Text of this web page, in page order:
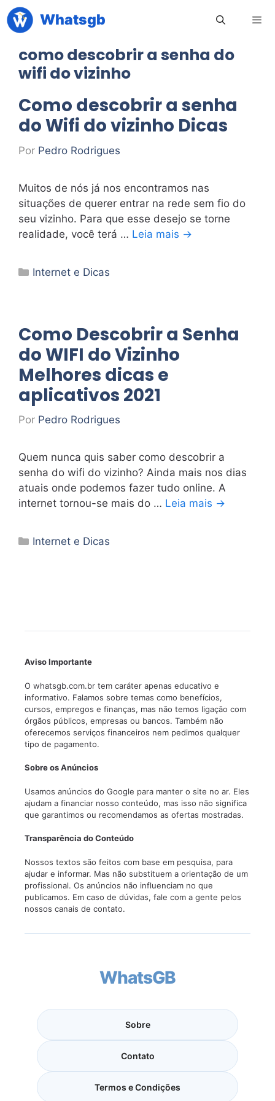
Pular
para
conteúdo
Whatsgb
como descobrir a senha do
wifi do vizinho
Como descobrir a senha
do Wifi do vizinho Dicas
Por Pedro Rodrigues
Muitos de nós já nos encontramos nas
situações de querer entrar na rede sem fio do
seu vizinho. Para que esse desejo se torne
realidade, você terá … Leia mais →
Categorias
Internet e Dicas
Como Descobrir a Senha
do WIFI do Vizinho
Melhores dicas e
aplicativos 2021
Por Pedro Rodrigues
Quem nunca quis saber como descobrir a
senha do wifi do vizinho? Ainda mais nos dias
atuais onde podemos fazer tudo online. A
internet tornou-se mais do … Leia mais →
Categorias
Internet e Dicas
Aviso Importante
O whatsgb.com.br tem caráter apenas educativo e
informativo. Falamos sobre temas como benefícios,
cursos, empregos e finanças, mas não temos ligação com
órgãos públicos, empresas ou bancos. Também não
oferecemos serviços financeiros nem pedimos qualquer
tipo de pagamento.
Sobre os Anúncios
Usamos anúncios do Google para manter o site no ar. Eles
ajudam a financiar nosso conteúdo, mas isso não significa
que garantimos ou recomendamos as ofertas mostradas.
Transparência do Conteúdo
Nossos textos são feitos com base em pesquisa, para
ajudar e informar. Mas não substituem a orientação de um
profissional. Os anúncios não influenciam no que
publicamos. Em caso de dúvidas, fale com a gente pelos
nossos canais de contato.
WhatsGB
Sobre
Contato
Termos e Condições